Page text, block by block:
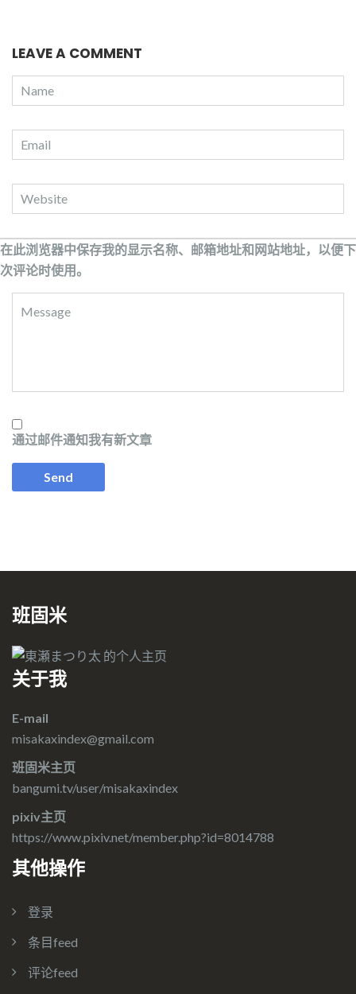
LEAVE A COMMENT
在此浏览器中保存我的显示名称、邮箱地址和网站地址，以便下
次评论时使用。
通过邮件通知我有新文章
班固米
关于我
E-mail
misakaxindex@gmail.com
班固米主页
bangumi.tv/user/misakaxindex
pixiv主页
https://www.pixiv.net/member.php?id=8014788
其他操作
登录
条目feed
评论feed